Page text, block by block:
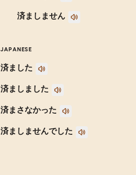
済ましません
JAPANESE
済ました
済ましました
済まさなかった
済ましませんでした